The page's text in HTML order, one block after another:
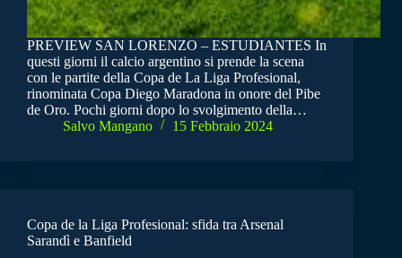
PREVIEW SAN LORENZO – ESTUDIANTES In
questi giorni il calcio argentino si prende la scena
con le partite della Copa de La Liga Profesional,
rinominata Copa Diego Maradona in onore del Pibe
de Oro. Pochi giorni dopo lo svolgimento della…
Salvo Mangano
15 Febbraio 2024
Copa de la Liga Profesional: sfida tra Arsenal
Sarandì e Banfield